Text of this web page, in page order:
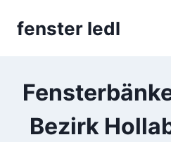
fenster ledl
Bezirk